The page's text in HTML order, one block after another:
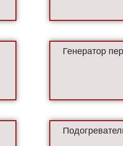
Генератор